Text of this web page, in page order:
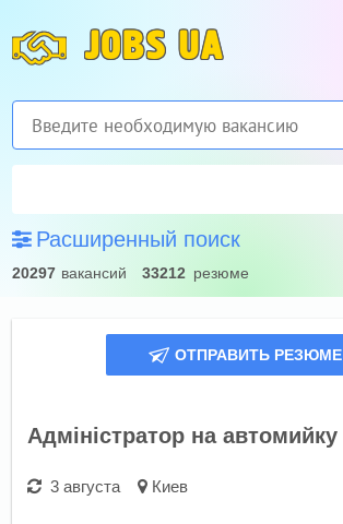
JOBS UA
Расширенный поиск
20297 вакансий 33212 резюме
ОТПРАВИТЬ РЕЗЮМЕ
Адміністратор на автомийку
3 августа Киев